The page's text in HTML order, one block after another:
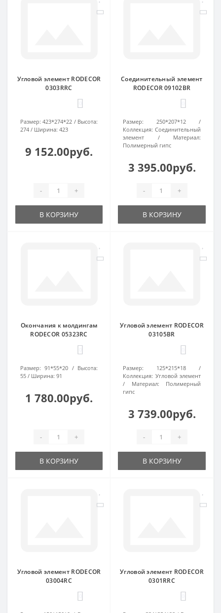
Угловой элемент RODECOR
0303RRC
Размер: 423*274*22
Высота:
274
Ширина: 423
9 152.00руб.
- +
В КОРЗИНУ
Соединительный элемент
RODECOR 09102BR
Размер:
250*207*12
Коллекция: Соединительный
элемент
Материал:
Полимерный гипс
3 395.00руб.
- +
В КОРЗИНУ
Окончания к молдингам
RODECOR 05323RC
Размер: 91*55*20
Высота:
55
Ширина: 91
1 780.00руб.
- +
В КОРЗИНУ
Угловой элемент RODECOR
03105BR
Размер:
125*215*18
Коллекция: Угловой элемент
Материал:
Полимерный
гипс
3 739.00руб.
- +
В КОРЗИНУ
Угловой элемент RODECOR
03004RC
Угловой элемент RODECOR
0301RRC